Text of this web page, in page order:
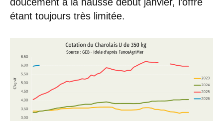
étant toujours très limitée.